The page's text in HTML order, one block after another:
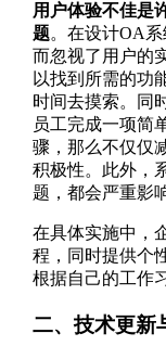
用户体验不佳是
题。在设计OA
而忽视了用户的
以找到所需的功
时间去摸索。同
员工完成一项简
骤，那么不仅仅
积极性。此外，
题，都会严重影
在具体实施中，
程，同时提供个
根据自己的工作
二、技术更新